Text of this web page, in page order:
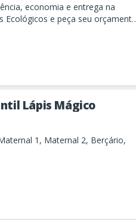
economia e entrega na
Ecológicos e peça seu orçamento
Lápis Mágico
1, Maternal 2, Berçário,